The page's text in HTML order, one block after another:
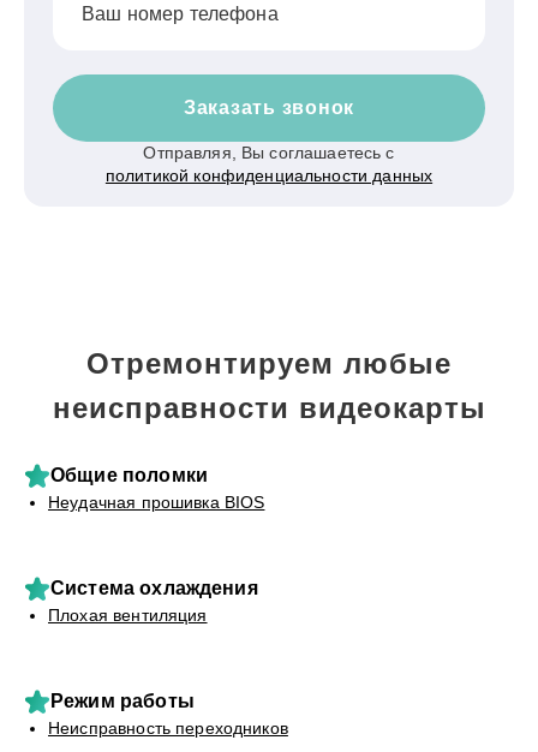
Ваш номер телефона
Заказать звонок
Отправляя, Вы соглашаетесь с
политикой конфиденциальности данных
Отремонтируем любые
неисправности видеокарты
Общие поломки
Неудачная прошивка BIOS
Система охлаждения
Плохая вентиляция
Режим работы
Неисправность переходников